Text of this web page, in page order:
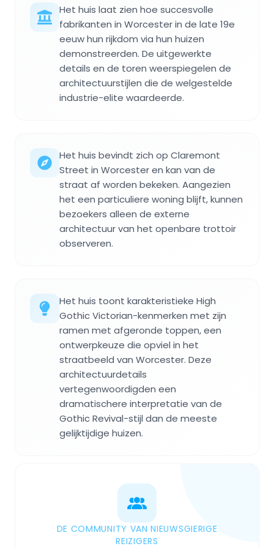
Het huis laat zien hoe succesvolle
fabrikanten in Worcester in de late 19e
eeuw hun rijkdom via hun huizen
demonstreerden. De uitgewerkte
details en de toren weerspiegelen de
architectuurstijlen die de welgestelde
industrie-elite waardeerde.
Het huis bevindt zich op Claremont
Street in Worcester en kan van de
straat af worden bekeken. Aangezien
het een particuliere woning blijft, kunnen
bezoekers alleen de externe
architectuur van het openbare trottoir
observeren.
Het huis toont karakteristieke High
Gothic Victorian-kenmerken met zijn
ramen met afgeronde toppen, een
ontwerpkeuze die opviel in het
straatbeeld van Worcester. Deze
architectuurdetails
vertegenwoordigden een
dramatischere interpretatie van de
Gothic Revival-stijl dan de meeste
gelijktijdige huizen.
DE COMMUNITY VAN NIEUWSGIERIGE
REIZIGERS